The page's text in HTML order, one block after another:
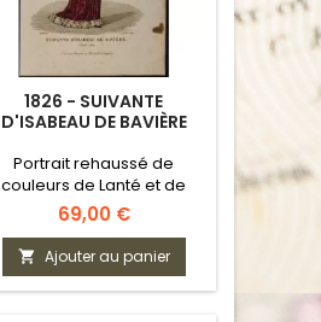
1826 - SUIVANTE
D'ISABEAU DE BAVIÈRE
Portrait rehaussé de
couleurs de Lanté et de
Gatine
Prix
69,00 €
 Ajouter au panier